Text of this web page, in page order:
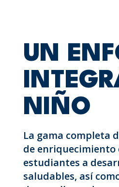
UN
NIÑO
La gama completa
de enriquecimiento
estudiantes a
saludables, así